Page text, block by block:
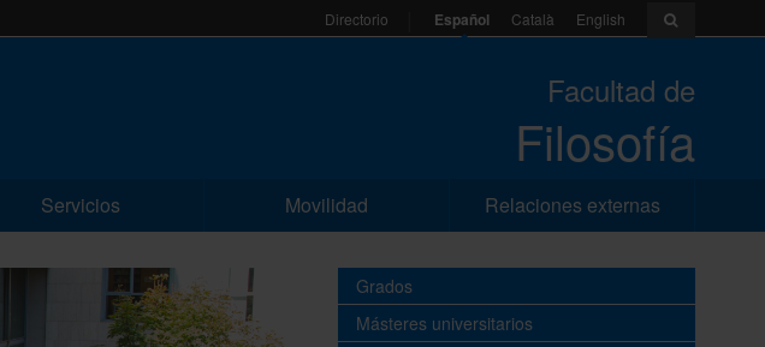
Directorio Español Català English
Facultad de
Filosofía
Servicios Movilidad Relaciones externas
Grados
Másteres universitarios